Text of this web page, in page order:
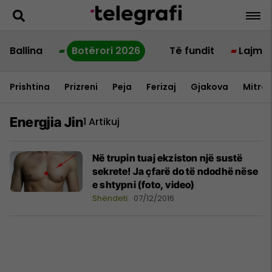
Ballina Botërori 2026 Të fundit Lajme
Prishtina Prizreni Peja Ferizaj Gjakova
Energjia Jin1 Artikuj
Në trupin tuaj ekziston një sustë
sekrete! Ja çfarë do të ndodhë nëse
e shtypni (foto, video)
Shëndeti 07/12/2016